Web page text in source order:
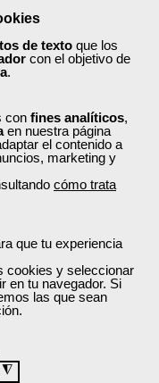
de texto que los
con el objetivo de
.
con fines analíticos,
en nuestra página
el contenido a
marketing y
cómo trata
que tu experiencia
cookies y seleccionar
en tu navegador. Si
las que sean
◮
contenidos
BCR: última
oficial.
en un
Esto es